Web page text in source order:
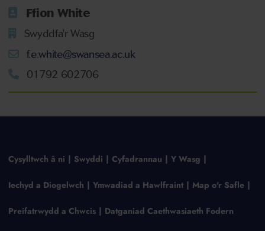
Ffion White
Swyddfa'r Wasg
f.e.white@swansea.ac.uk
01792 602706
Cysylltwch â ni Swyddi Cyfadrannau Y Wasg
Iechyd a Diogelwch Ymwadiad a Hawlfraint Map o'r Safle
Preifatrwydd a Chwcis Datganiad Caethwasiaeth Fodern